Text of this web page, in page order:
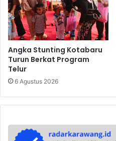
Angka Stunting Kotabaru
Turun Berkat Program
Telur
6 Agustus 2026